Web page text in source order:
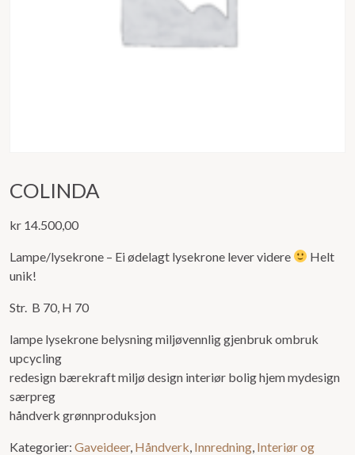
COLINDA
kr 14.500,00
Lampe/lysekrone – Ei ødelagt lysekrone lever videre
Helt
unik!
Str. B 70, H 70
lampe lysekrone belysning miljøvennlig gjenbruk ombruk
upcycling
redesign bærekraft miljø design interiør bolig hjem mydesign
særpreg
håndverk grønnproduksjon
Kategorier: Gaveideer, Håndverk, Innredning, Interiør og